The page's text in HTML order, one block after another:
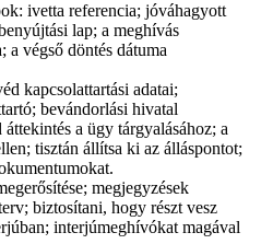
ivetta referencia; jóváhagyott
lap; a meghívás
a végső döntés dátuma
kapcsolattartási adatai;
bevándorlási hivatal
a ügy tárgyalásához; a
tisztán állítsa ki az álláspontot;
megjegyzések
biztosítani, hogy részt vesz
interjúmeghívókat magával